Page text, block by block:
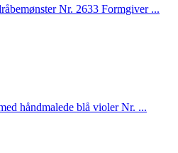
Nr. 2633 Formgiver ...
håndmalede blå violer Nr. ...